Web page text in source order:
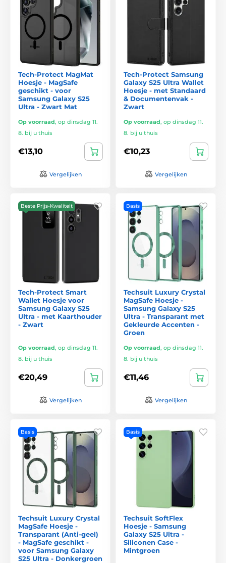
Tech-Protect MagMat
Hoesje - MagSafe
geschikt - voor
Samsung Galaxy S25
Ultra - Zwart Mat
Op voorraad, op dinsdag 11.
8. bij u thuis
€13,10
Vergelijken
Tech-Protect Samsung
Galaxy S25 Ultra Wallet
Hoesje - met Standaard
& Documentenvak -
Zwart
Op voorraad, op dinsdag 11.
8. bij u thuis
€10,23
Vergelijken
Beste Prijs-Kwaliteit
Tech-Protect Smart
Wallet Hoesje voor
Samsung Galaxy S25
Ultra - met Kaarthouder
- Zwart
Op voorraad, op dinsdag 11.
8. bij u thuis
€20,49
Vergelijken
Basis
Techsuit Luxury Crystal
MagSafe Hoesje -
Samsung Galaxy S25
Ultra - Transparant met
Gekleurde Accenten -
Groen
Op voorraad, op dinsdag 11.
8. bij u thuis
€11,46
Vergelijken
Basis
Techsuit Luxury Crystal
MagSafe Hoesje -
Transparant (Anti-geel)
- MagSafe geschikt -
voor Samsung Galaxy
S25 Ultra - Donkergroen
Basis
Techsuit SoftFlex
Hoesje - Samsung
Galaxy S25 Ultra -
Siliconen Case -
Mintgroen